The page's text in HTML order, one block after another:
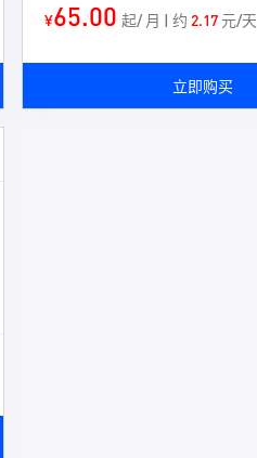
¥65.00 起/ 月 | 约 2.17元/天
立即购买